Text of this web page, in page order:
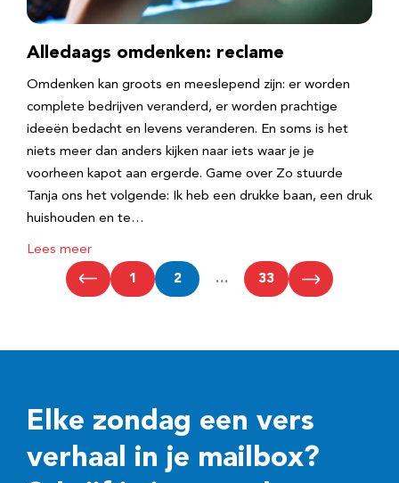
Alledaags omdenken: reclame
Omdenken kan groots en meeslepend zijn: er worden
complete bedrijven veranderd, er worden prachtige
ideeën bedacht en levens veranderen. En soms is het
niets meer dan anders kijken naar iets waar je je
voorheen kapot aan ergerde. Game over Zo stuurde
Tanja ons het volgende: Ik heb een drukke baan, een druk
huishouden en te…
Lees meer
1 2 … 33
Elke zondag een vers
verhaal in je mailbox?